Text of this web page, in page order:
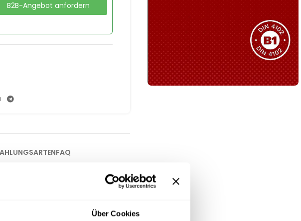
Über Cookies
B2B-Angebot anfordern
FAQ
Ein harmonisch gedeckter
Ihren Räumlichkeiten eine
Sie haben nicht das passende
Produkt gefunden?
Wir helfen Ihnen gerne weiter!